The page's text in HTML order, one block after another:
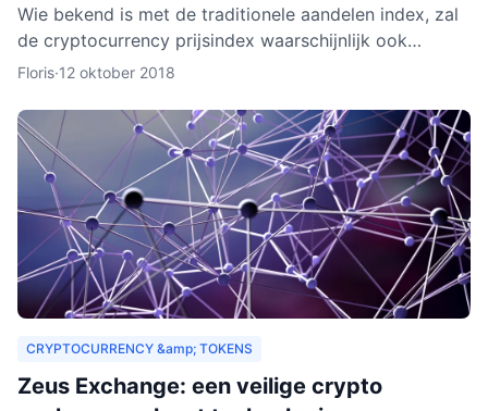
Wie bekend is met de traditionele aandelen index, zal
de cryptocurrency prijsindex waarschijnlijk ook
interessant vinden. In dit artikel behandelen we hoe
Floris·12 oktober 2018
CRYPTOCURRENCY &amp; TOKENS
Zeus Exchange: een veilige crypto